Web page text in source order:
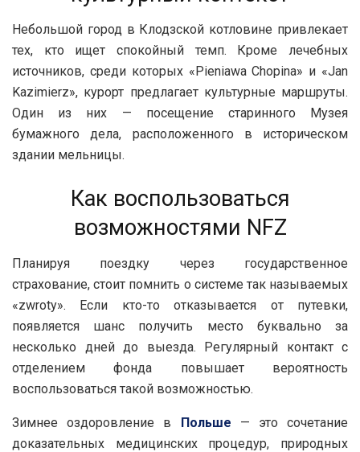
Небольшой город в Клодзской котловине привлекает
тех, кто ищет спокойный темп. Кроме лечебных
источников, среди которых «Pieniawa Chopina» и «Jan
Kazimierz», курорт предлагает культурные маршруты.
Один из них — посещение старинного Музея
бумажного дела, расположенного в историческом
здании мельницы.
Как воспользоваться
возможностями NFZ
Планируя поездку через государственное
страхование, стоит помнить о системе так называемых
«zwroty». Если кто-то отказывается от путевки,
появляется шанс получить место буквально за
несколько дней до выезда. Регулярный контакт с
отделением фонда повышает вероятность
воспользоваться такой возможностью.
Зимнее оздоровление в Польше — это сочетание
доказательных медицинских процедур, природных